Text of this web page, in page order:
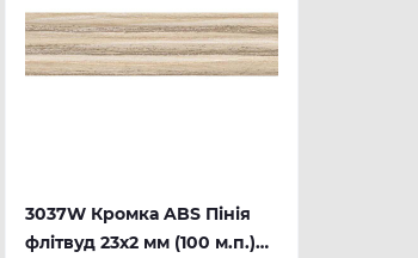
3037W Кромка ABS Пінія
флітвуд 23х2 мм (100 м.п.)